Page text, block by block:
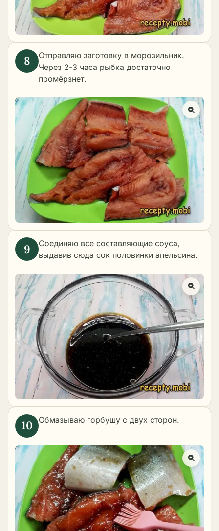
Отправляю заготовку в морозильник.
Через 2-3 часа рыбка достаточно
промёрзнет.
Соединяю все составляющие соуса,
выдавив сюда сок половинки апельсина.
Обмазываю горбушу с двух сторон.